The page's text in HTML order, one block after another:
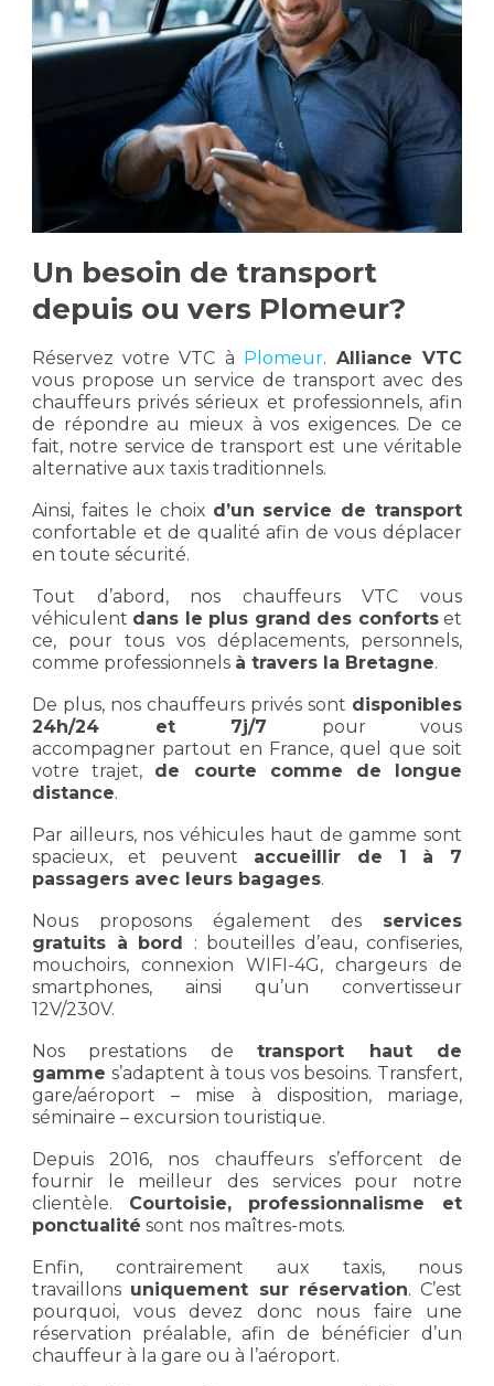
Un besoin de transport
depuis ou vers Plomeur?
Réservez votre VTC à Plomeur. Alliance VTC
vous propose un service de transport avec des
chauffeurs privés sérieux et professionnels, afin
de répondre au mieux à vos exigences. De ce
fait, notre service de transport est une véritable
alternative aux taxis traditionnels.
Ainsi, faites le choix d’un service de transport
confortable et de qualité afin de vous déplacer
en toute sécurité.
Tout d’abord, nos chauffeurs VTC vous
véhiculent dans le plus grand des confortset
ce, pour tous vos déplacements, personnels,
comme professionnels à travers la Bretagne.
De plus, nos chauffeurs privés sont disponibles
24h/24 et 7j/7 pour vous
accompagner partout en France, quel que soit
votre trajet, de courte comme de longue
distance.
Par ailleurs, nos véhicules haut de gamme sont
spacieux, et peuvent accueillir de 1 à 7
passagers avec leurs bagages.
Nous proposons également des services
gratuits à bord : bouteilles d’eau, confiseries,
mouchoirs, connexion WIFI-4G, chargeurs de
smartphones, ainsi qu’un convertisseur
12V/230V.
Nos prestations detransport haut de
gamme s’adaptent à tous vos besoins. Transfert,
gare/aéroport – mise à disposition, mariage,
séminaire – excursion touristique.
Depuis 2016, nos chauffeurs s’efforcent de
fournir le meilleur des services pour notre
clientèle. Courtoisie, professionnalisme et
ponctualité sont nos maîtres-mots.
Enfin, contrairement aux taxis, nous
travaillons uniquement sur réservation. C’est
pourquoi, vous devez donc nous faire une
réservation préalable, afin de bénéficier d’un
chauffeur à la gare ou à l’aéroport.